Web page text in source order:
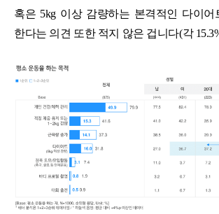
혹은 5kg 이상 감량하는 본격적인 다이어
한다는 의견 또한 적지 않은 겁니다(각